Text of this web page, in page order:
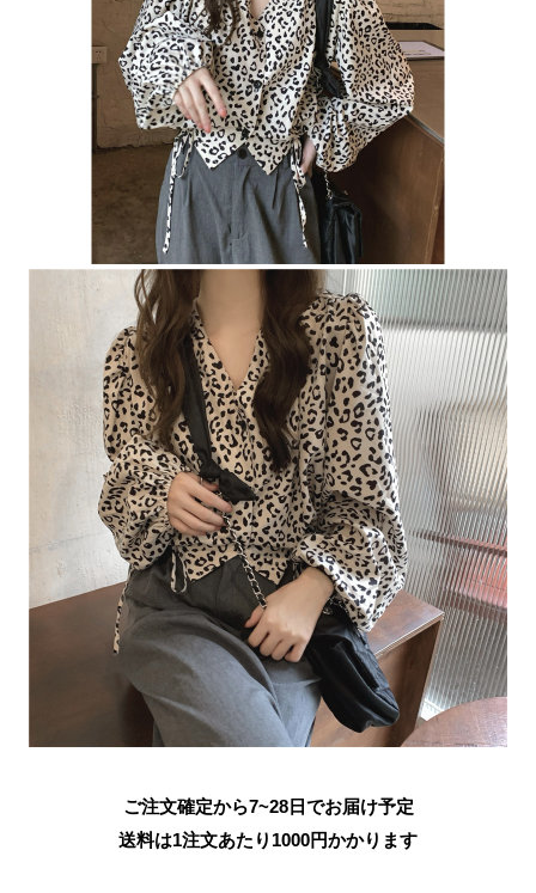
ご注文確定から7~28日でお届け予定
送料は1注文あたり 1000円かかります